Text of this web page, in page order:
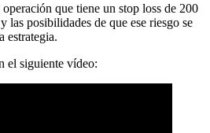
que tiene un stop loss de 200
las posibilidades de que ese riesgo se
estrategia.
el siguiente vídeo: